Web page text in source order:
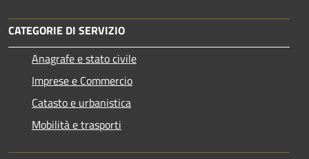
CATEGORIE DI SERVIZIO
Anagrafe e stato civile
Imprese e Commercio
Catasto e urbanistica
Mobilità e trasporti